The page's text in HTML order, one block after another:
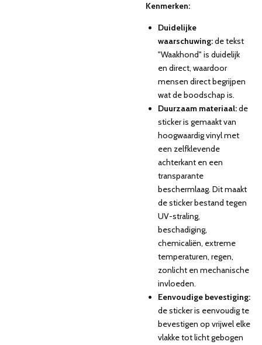
Kenmerken:
Duidelijke
waarschuwing:de tekst
"Waakhond" is duidelijk
en direct, waardoor
mensen direct begrijpen
wat de boodschap is.
Duurzaam materiaal:de
sticker is gemaakt van
hoogwaardig vinyl met
een zelfklevende
achterkant en een
transparante
beschermlaag. Dit maakt
de sticker bestand tegen
UV-straling,
beschadiging,
chemicaliën, extreme
temperaturen, regen,
zonlicht en mechanische
invloeden.
Eenvoudige bevestiging:
de sticker is eenvoudig te
bevestigen op vrijwel elke
vlakke tot licht gebogen